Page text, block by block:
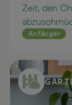
Zeit, den
einfache
können.
Anfänger